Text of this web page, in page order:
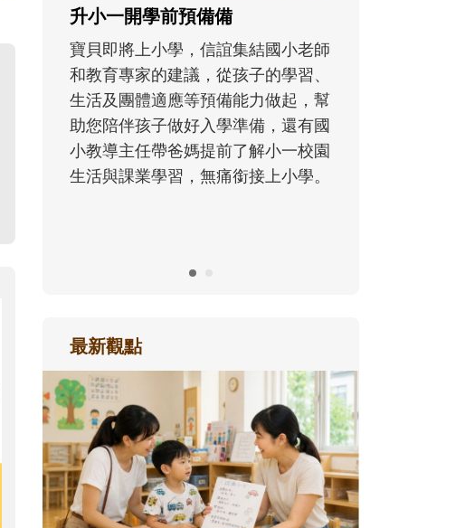
升小一開學前預備備
寶貝即將上小學，信誼集結國小老師
和教育專家的建議，從孩子的學習、
生活及團體適應等預備能力做起，幫
助您陪伴孩子做好入學準備，還有國
小教導主任帶爸媽提前了解小一校園
生活與課業學習，無痛銜接上小學。
最新觀點